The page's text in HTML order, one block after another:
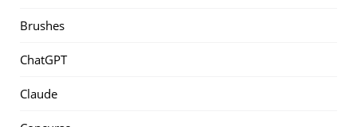
Brushes
ChatGPT
Claude